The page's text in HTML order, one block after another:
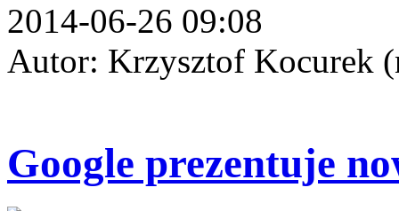
2014-06-26 09:08
Autor: Krzysztof Kocurek
Google prezentuje